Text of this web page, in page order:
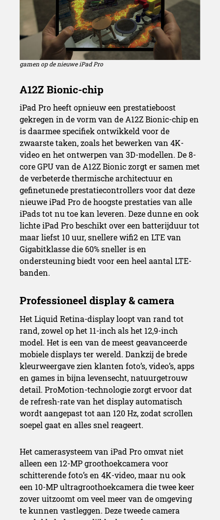
gamen op de nieuwe iPad Pro
iPad Pro heeft opnieuw een prestatieboost
gekregen in de vorm van de A12Z Bionic-chip en
is daarmee specifiek ontwikkeld voor de
zwaarste taken, zoals het bewerken van 4K-
video en het ontwerpen van 3D-modellen. De 8-
core GPU van de A12Z Bionic zorgt er samen met
de verbeterde thermische architectuur en
gefinetunede prestatiecontrollers voor dat deze
nieuwe iPad Pro de hoogste prestaties van alle
iPads tot nu toe kan leveren. Deze dunne en ook
lichte iPad Pro beschikt over een batterijduur tot
maar liefst 10 uur, snellere wifi2 en LTE van
Gigabitklasse die 60% sneller is en
ondersteuning biedt voor een heel aantal LTE-
banden.
Het Liquid Retina-display loopt van rand tot
rand, zowel op het 11-inch als het 12,9-inch
model. Het is een van de meest geavanceerde
mobiele displays ter wereld. Dankzij de brede
kleurweergave zien klanten foto’s, video’s, apps
en games in bijna levensecht, natuurgetrouw
detail. ProMotion-technologie zorgt ervoor dat
de refresh-rate van het display automatisch
wordt aangepast tot aan 120 Hz, zodat scrollen
soepel gaat en alles snel reageert.
Het camerasysteem van iPad Pro omvat niet
alleen een 12-MP groothoekcamera voor
schitterende foto’s en 4K-video, maar nu ook
een 10-MP ultragroothoekcamera die twee keer
zover uitzoomt om veel meer van de omgeving
te kunnen vastleggen. Deze tweede camera